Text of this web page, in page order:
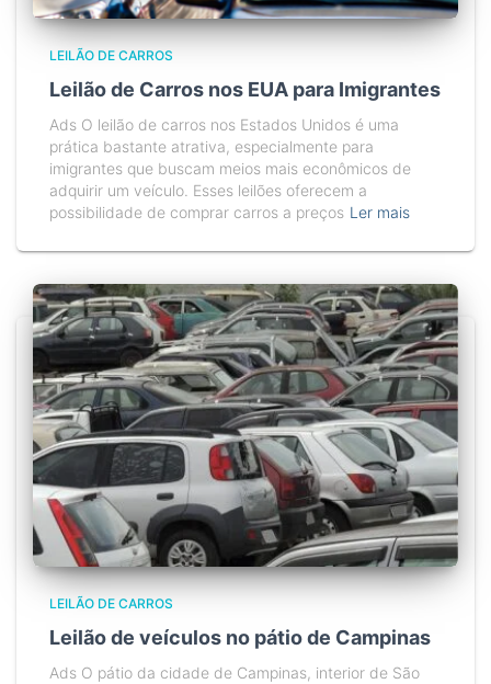
LEILÃO DE CARROS
Leilão de Carros nos EUA para Imigrantes
Ads O leilão de carros nos Estados Unidos é uma
prática bastante atrativa, especialmente para
imigrantes que buscam meios mais econômicos de
adquirir um veículo. Esses leilões oferecem a
possibilidade de comprar carros a preços Ler mais
LEILÃO DE CARROS
Leilão de veículos no pátio de Campinas
Ads O pátio da cidade de Campinas, interior de São